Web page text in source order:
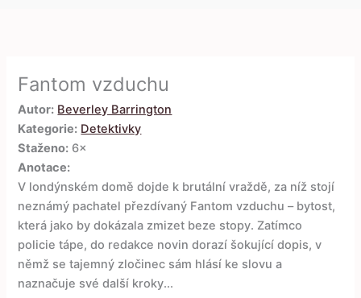
Fantom vzduchu
Autor: Beverley Barrington
Kategorie: Detektivky
Staženo: 6×
Anotace:
V londýnském domě dojde k brutální vraždě, za níž stojí
neznámý pachatel přezdívaný Fantom vzduchu – bytost,
která jako by dokázala zmizet beze stopy. Zatímco
policie tápe, do redakce novin dorazí šokující dopis, v
němž se tajemný zločinec sám hlásí ke slovu a
naznačuje své další kroky...